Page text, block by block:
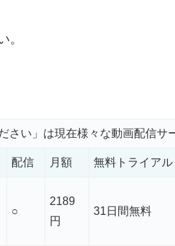
。
さい」は現在様々な動画配信サ
配信 月額 無料トライアル
○
2189
円
31日間無料